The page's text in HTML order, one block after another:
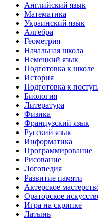
Английский язык
Математика
Украинский язык
Алгебра
Геометрия
Начальная школа
Немецкий язык
Подготовка к школе
История
Подготовка к
Биология
Литература
Физика
Французский язык
Русский язык
Информатика
Программирование
Рисование
Логопедия
Развитие памяти
Актерское
Ораторское
Игра на скрипке
Латынь